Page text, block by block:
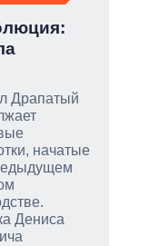
Драпатый
начатые
Дениса